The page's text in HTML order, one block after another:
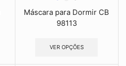
Máscara para Dormir CB
98113
VER OPÇÕES